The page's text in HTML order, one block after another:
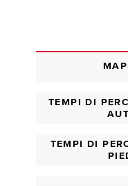
TEMPI DI
TEMPI DI